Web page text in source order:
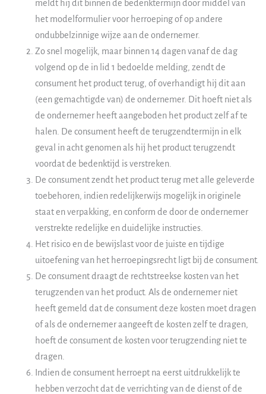
meldt hij dit binnen de bedenktermijn door middel van
het modelformulier voor herroeping of op andere
ondubbelzinnige wijze aan de ondernemer.
Zo snel mogelijk, maar binnen 14 dagen vanaf de dag
volgend op de in lid 1 bedoelde melding, zendt de
consument het product terug, of overhandigt hij dit aan
(een gemachtigde van) de ondernemer. Dit hoeft niet als
de ondernemer heeft aangeboden het product zelf af te
halen. De consument heeft de terugzendtermijn in elk
geval in acht genomen als hij het product terugzendt
voordat de bedenktijd is verstreken.
De consument zendt het product terug met alle geleverde
toebehoren, indien redelijkerwijs mogelijk in originele
staat en verpakking, en conform de door de ondernemer
verstrekte redelijke en duidelijke instructies.
Het risico en de bewijslast voor de juiste en tijdige
uitoefening van het herroepingsrecht ligt bij de consument.
De consument draagt de rechtstreekse kosten van het
terugzenden van het product. Als de ondernemer niet
heeft gemeld dat de consument deze kosten moet dragen
of als de ondernemer aangeeft de kosten zelf te dragen,
hoeft de consument de kosten voor terugzending niet te
dragen.
Indien de consument herroept na eerst uitdrukkelijk te
hebben verzocht dat de verrichting van de dienst of de